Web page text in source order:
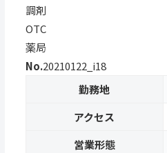
調剤
OTC
薬局
No.20210122_i18
勤務地
アクセス
営業形態